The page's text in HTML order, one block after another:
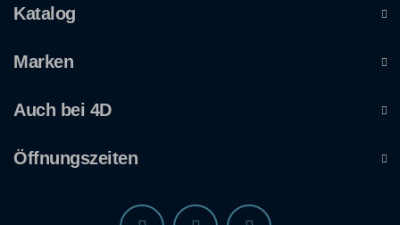
Katalog
Marken
Auch bei 4D
Öffnungszeiten